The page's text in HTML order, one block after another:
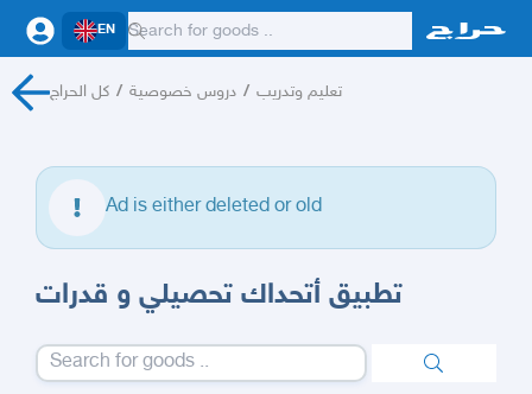
EN
كل الحراج / دروس خصوصية / تعليم وتدريب
Ad is either deleted or old
تطبيق أتحداك تحصيلي و قدرات